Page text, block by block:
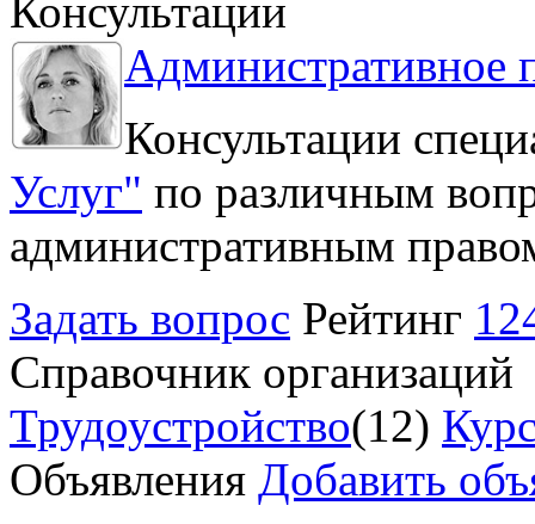
Консультации
Административное
Консультации
Услуг" по различным
административным
Задать вопрос Рейтинг
Справочник организаций
Трудоустройство(12)
Объявления Добавить